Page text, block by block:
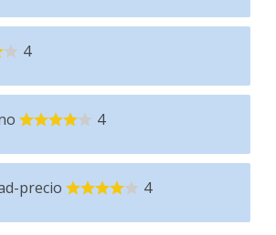
4
4
precio 4